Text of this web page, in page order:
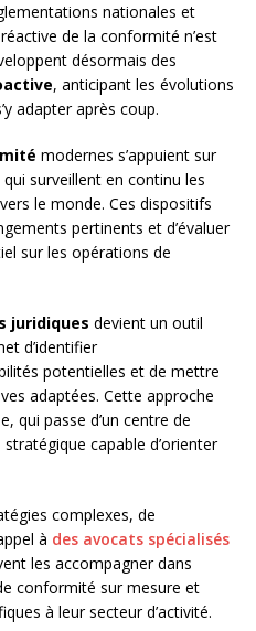
nationales et
de la conformité n’est
désormais des
, anticipant les évolutions
adapter après coup.
modernes s’appuient sur
surveillent en continu les
le monde. Ces dispositifs
pertinents et d’évaluer
sur les opérations de
juridiques devient un outil
d’identifier
potentielles et de mettre
adaptées. Cette approche
qui passe d’un centre de
capable d’orienter
complexes, de
à des avocats spécialisés
les accompagner dans
conformité sur mesure et
à leur secteur d’activité.